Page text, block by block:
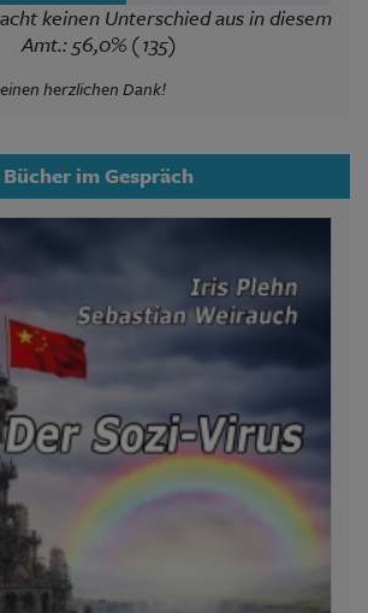
keinen Unterschied aus in diesem
Amt.: 56,0% (135)
herzlichen Dank!
Bücher im Gespräch